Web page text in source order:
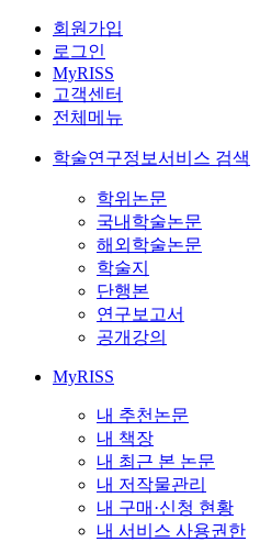
회원가입
로그인
MyRISS
고객센터
전체메뉴
학술연구정보서비스 검색
학위논문
국내학술논문
해외학술논문
학술지
단행본
연구보고서
공개강의
MyRISS
내 추천논문
내 책장
내 최근 본 논문
내 저작물관리
내 구매·신청 현황
내 서비스 사용권한